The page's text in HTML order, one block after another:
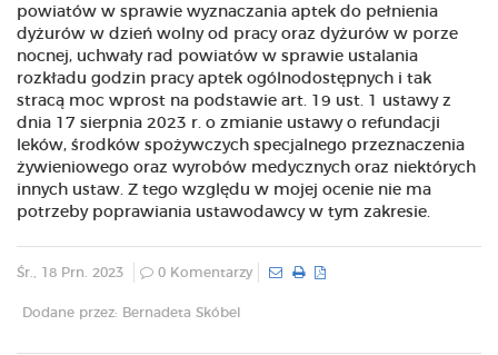
powiatów w sprawie wyznaczania aptek do pełnienia
dyżurów w dzień wolny od pracy oraz dyżurów w porze
nocnej, uchwały rad powiatów w sprawie ustalania
rozkładu godzin pracy aptek ogólnodostępnych i tak
stracą moc wprost na podstawie art. 19 ust. 1 ustawy z
dnia 17 sierpnia 2023 r. o zmianie ustawy o refundacji
leków, środków spożywczych specjalnego przeznaczenia
żywieniowego oraz wyrobów medycznych oraz niektórych
innych ustaw. Z tego względu w mojej ocenie nie ma
potrzeby poprawiania ustawodawcy w tym zakresie.
Śr., 18 Prn. 2023 0 Komentarzy
Dodane przez: Bernadeta Skóbel